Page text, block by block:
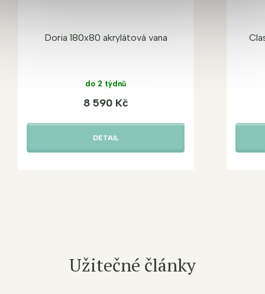
Doria 180x80 akrylátová vana
do 2 týdnů
8 590 Kč
DETAIL
Užitečné články